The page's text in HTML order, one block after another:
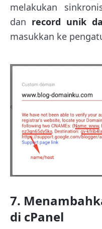
melakukan
dan record unik
masukkan ke
7.
di cPanel